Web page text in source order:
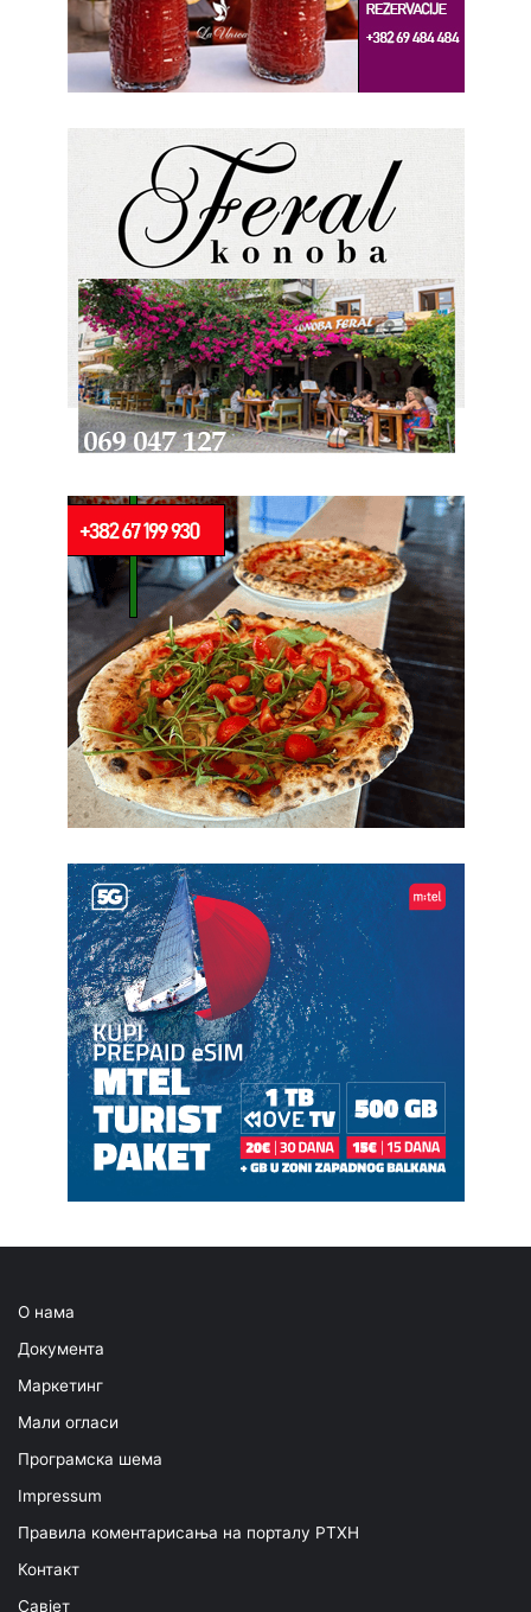
О нама
Документа
Маркетинг
Мали огласи
Програмска шема
Impressum
Правила коментарисања на порталу РТХН
Контакт
Савјет